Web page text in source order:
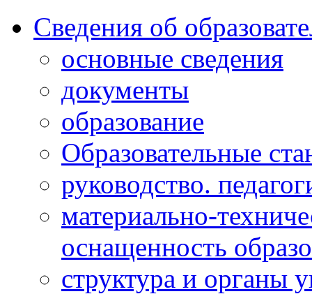
Сведения об
основные сведения
документы
образование
Образовательные
руководство.
материально-
оснащенность
структура и органы